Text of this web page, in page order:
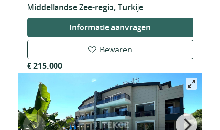
Middellandse Zee-regio, Turkije
Informatie aanvragen
Bewaren
€ 215.000